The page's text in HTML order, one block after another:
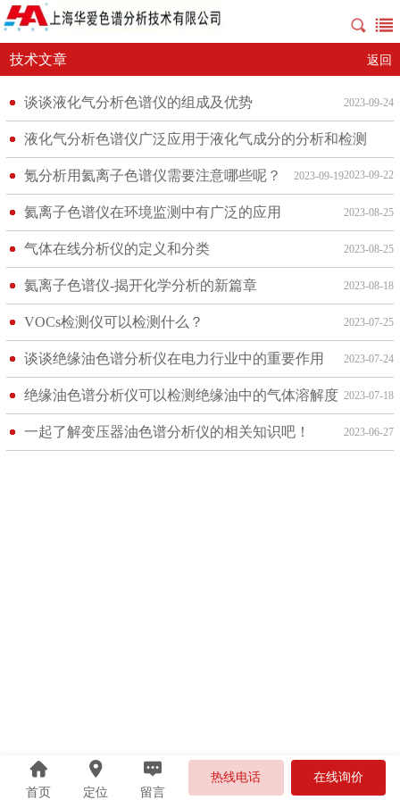
技术文章 返回
谈谈液化气分析色谱仪的组成及优势 2023-09-24
液化气分析色谱仪广泛应用于液化气成分的分析和检测
2023-09-22
氪分析用氦离子色谱仪需要注意哪些呢？ 2023-09-19
氦离子色谱仪在环境监测中有广泛的应用 2023-08-25
气体在线分析仪的定义和分类 2023-08-25
氦离子色谱仪-揭开化学分析的新篇章 2023-08-18
VOCs检测仪可以检测什么？ 2023-07-25
谈谈绝缘油色谱分析仪在电力行业中的重要作用 2023-07-24
绝缘油色谱分析仪可以检测绝缘油中的气体溶解度 2023-07-18
一起了解变压器油色谱分析仪的相关知识吧！ 2023-06-27
首页 定位 留言
热线电话 在线询价